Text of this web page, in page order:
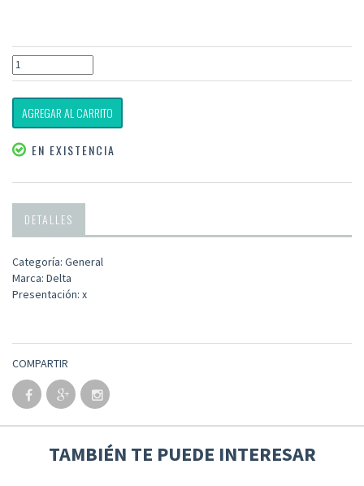
AGREGAR AL CARRITO
EN EXISTENCIA
DETALLES
Categoría: General
Marca: Delta
Presentación: x
COMPARTIR
TAMBIÉN TE PUEDE INTERESAR